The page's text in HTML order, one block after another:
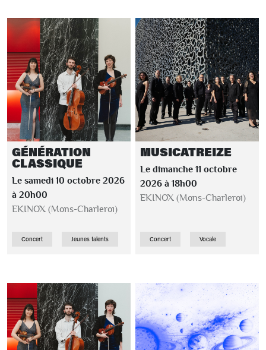
GÉNÉRATION
CLASSIQUE
Le samedi 10 octobre 2026
à 20h00
EKINOX (Mons-Charleroi)
Concert Jeunes talents
MUSICATREIZE
Le dimanche 11 octobre
2026 à 18h00
EKINOX (Mons-Charleroi)
Concert Vocale